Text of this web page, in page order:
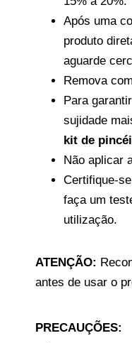
Após uma
produto
aguarde
Remova
Para
sujidade
kit de
Não aplicar
Certifique-
faça um
utilização.
ATENÇÃO:
antes de usar o
PRECAUÇÕES: